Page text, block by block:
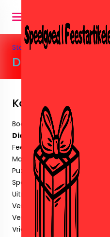
Startseite» Diamant
Diamant
Kategorien
Boeken
Diamant paintingen.
Feestartikelen
Maskers & Tattoos & Stickers.
Puzzels
Speelgoed
Uitnodigingen
Verjaardagskaarsjes
Verkleedkisten.
Vriendenboekjes